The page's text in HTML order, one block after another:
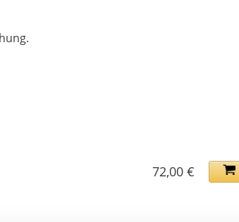
72,00 €